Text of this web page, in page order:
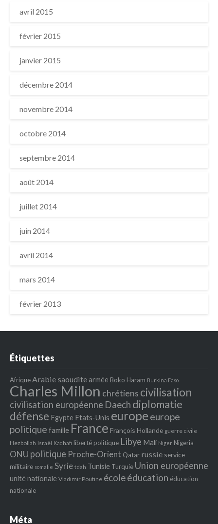
avril 2015
février 2015
janvier 2015
décembre 2014
novembre 2014
octobre 2014
septembre 2014
août 2014
juillet 2014
juin 2014
avril 2014
mars 2014
février 2013
Étiquettes
AfriqueArabie saoudite armée Boko Haram Burkina Faso
Charles Millon chrétiens civilisation
civilisation européenne Daech diplomatie
défense Egypte Etats‐Unis europeeurope
politique famille France François Hollande guerre civile
Hezbollah Israël Kadhafi liberté politique Libye Mali Niger Nigeria
ONU politique Proche-Orient Qatar russie service
militaire somalie Syrie tdah Tunisie Turquie Union européenne
unité nationale Vladimir Poutine écoleéducation éducation
nationale
Méta